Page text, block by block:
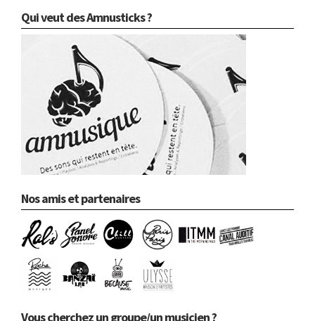
Qui veut des Amnusticks ?
Nos amis et partenaires
Vous cherchez un groupe/un musicien ?